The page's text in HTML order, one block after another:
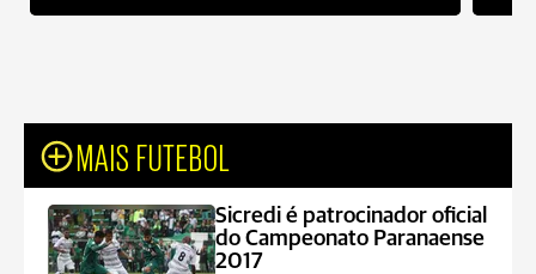
MAIS FUTEBOL
Sicredi é patrocinador oficial
do Campeonato Paranaense
2017